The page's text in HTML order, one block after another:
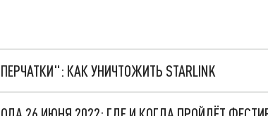
КАК УНИЧТОЖИТЬ STARLINK